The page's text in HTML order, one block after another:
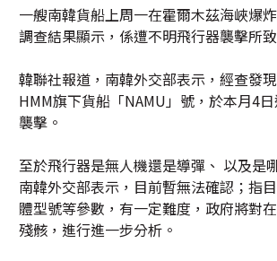
一艘南韓貨船上周一在霍爾木茲海峽爆
調查結果顯示，係遭不明飛行器襲擊所致
韓聯社報道，南韓外交部表示，經查發
HMM旗下貨船「NAMU」號，於本月4
襲擊。
至於飛行器是無人機還是導彈、 以及是
南韓外交部表示，目前暫無法確認；指
體型號等參數，有一定難度，政府將對
殘骸，進行進一步分析。